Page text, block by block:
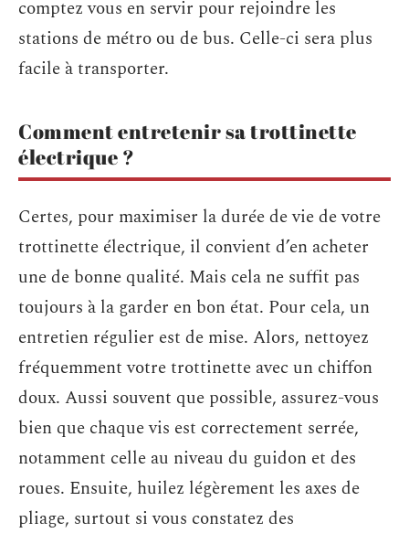
comptez vous en servir pour rejoindre les
stations de métro ou de bus. Celle-ci sera plus
facile à transporter.
Comment entretenir sa trottinette
électrique ?
Certes, pour maximiser la durée de vie de votre
trottinette électrique, il convient d’en acheter
une de bonne qualité. Mais cela ne suffit pas
toujours à la garder en bon état. Pour cela, un
entretien régulier est de mise. Alors, nettoyez
fréquemment votretrottinette avec un chiffon
doux. Aussi souvent que possible, assurez-vous
bien que chaque vis est correctement serrée,
notamment celle au niveau du guidon et des
roues. Ensuite, huilez légèrement les axes de
pliage, surtout si vous constatez des